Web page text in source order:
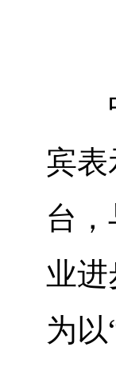
中
宾
台
业
为